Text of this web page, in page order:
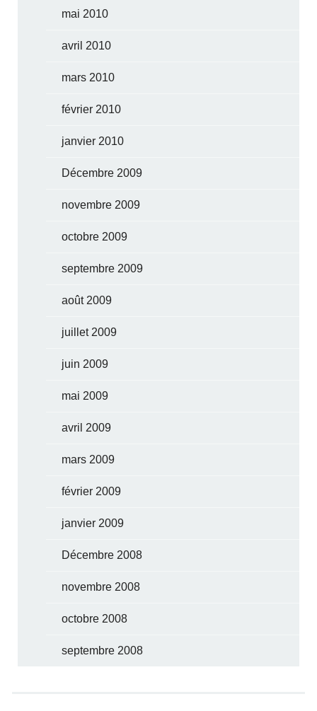
mai 2010
avril 2010
mars 2010
février 2010
janvier 2010
Décembre 2009
novembre 2009
octobre 2009
septembre 2009
août 2009
juillet 2009
juin 2009
mai 2009
avril 2009
mars 2009
février 2009
janvier 2009
Décembre 2008
novembre 2008
octobre 2008
septembre 2008